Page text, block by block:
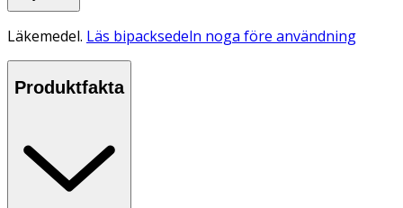
Läkemedel. Läs bipacksedeln noga före användning
Produktfakta